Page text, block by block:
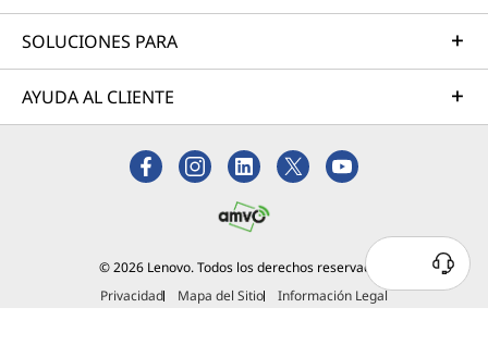
SOLUCIONES PARA
AYUDA AL CLIENTE
© 2026 Lenovo. Todos los derechos reservados.
Privacidad
Mapa del Sitio Información Legal